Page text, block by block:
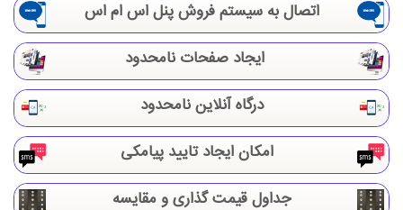
اتصال به سیستم فروش پنل اس ام اس
ایجاد صفحات نامحدود
درگاه آنلاین نامحدود
امکان ایجاد تایید پیامکی
جداول قیمت گذاری و مقایسه